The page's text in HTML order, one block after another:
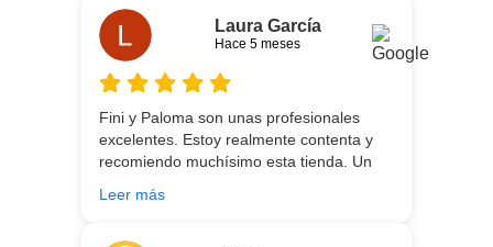
trabajo impecable en el transporte y
montaje, unos chicos encantadores. Hace
5 años conocí la tienda, y vuelvo
encantada de contar con su asesoría y
equipo.
Laura García
Hace 5 meses
Fini y Paloma son unas profesionales
excelentes. Estoy realmente contenta y
recomiendo muchísimo esta tienda. Un
entrega.
Leer más